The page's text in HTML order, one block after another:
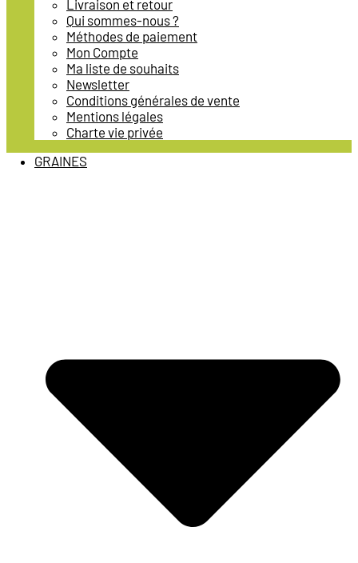
Livraison et retour
Qui sommes-nous ?
Méthodes de paiement
Mon Compte
Ma liste de souhaits
Newsletter
Conditions générales de vente
Mentions légales
Charte vie privée
GRAINES